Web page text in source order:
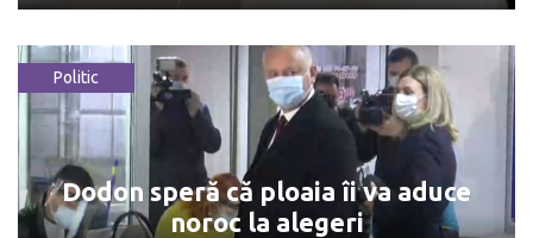
Peste 315 mii de alegători s-au
prezentat la urnele de vot
noiembrie 1 / 2020
Politic
Dodon speră că ploaia îi va aduce
noroc la alegeri